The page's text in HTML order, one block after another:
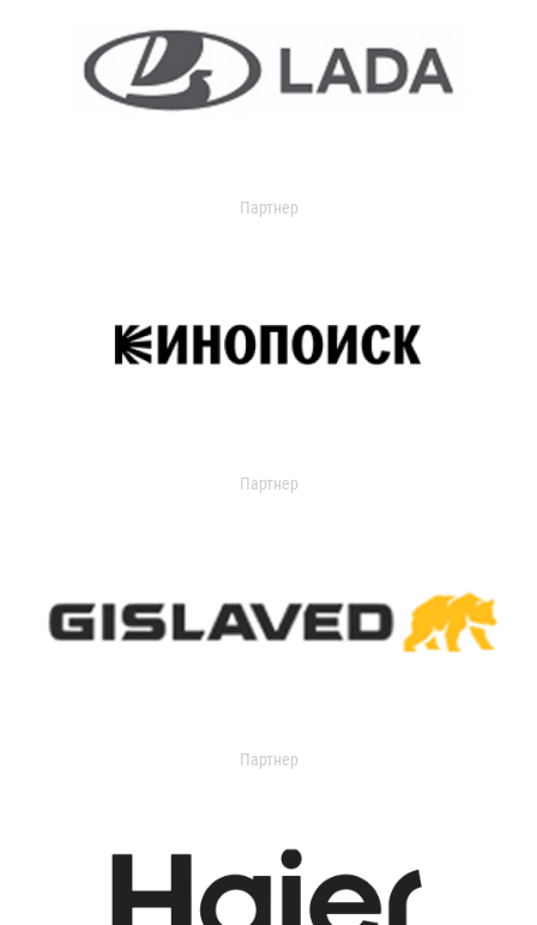
Партнер
Партнер
Партнер